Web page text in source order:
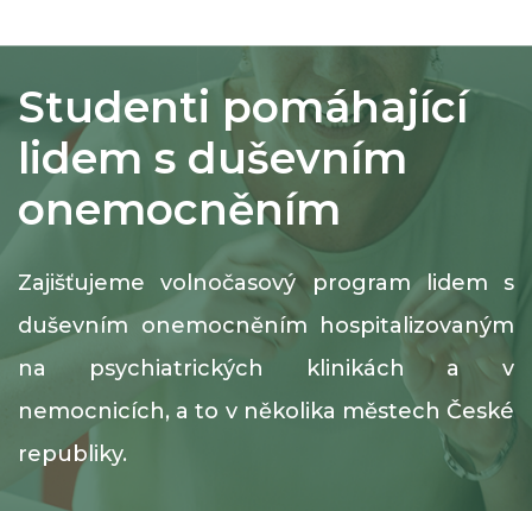
Studenti pomáhající
lidem s duševním
onemocněním
Zajišťujeme volnočasový program lidem s
duševním onemocněním hospitalizovaným
na psychiatrických klinikách a v
nemocnicích, a to v několika městech České
republiky.